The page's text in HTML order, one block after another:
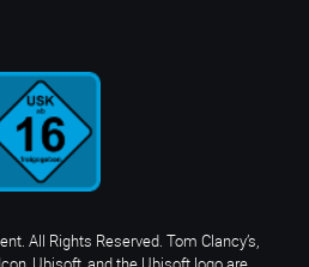
All Rights Reserved. Tom Clancy’s,